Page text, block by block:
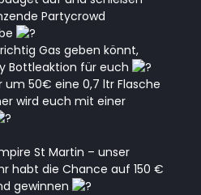
Partycrowd
Gas geben könnt,
Bottleaktion für euch
um 50€ eine 0,7 ltr Flasche
wird euch mit einer
St Martin – unser
habt die Chance auf 150 €
gewinnen